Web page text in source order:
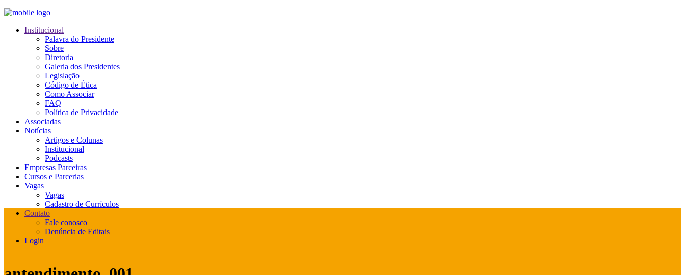
Institucional
Palavra do Presidente
Sobre
Diretoria
Galeria dos Presidentes
Legislação
Código de Ética
Como Associar
FAQ
Política de Privacidade
Associadas
Notícias
Artigos e Colunas
Institucional
Podcasts
Empresas Parceiras
Cursos e Parcerias
Vagas
Vagas
Cadastro de Currículos
Contato
Fale conosco
Denúncia de Editais
Login